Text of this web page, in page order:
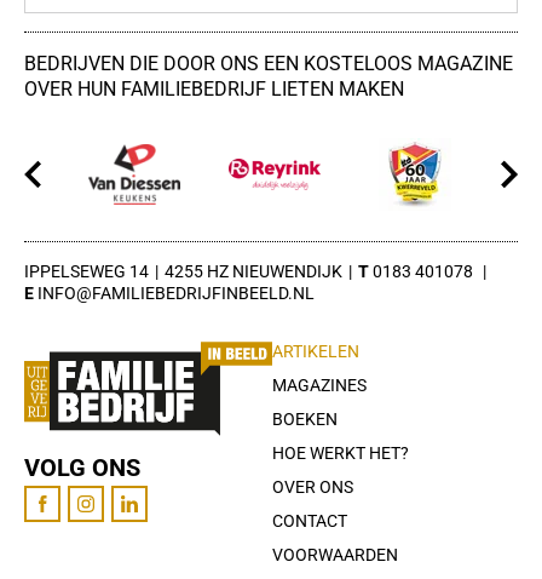
BEDRIJVEN DIE DOOR ONS EEN KOSTELOOS MAGAZINE
OVER HUN FAMILIEBEDRIJF LIETEN MAKEN
IPPELSEWEG 14 4255 HZ NIEUWENDIJK
0183 401078
INFO@FAMILIEBEDRIJFINBEELD.NL
VOLG ONS
ARTIKELEN
MAGAZINES
BOEKEN
HOE WERKT HET?
OVER ONS
CONTACT
VOORWAARDEN